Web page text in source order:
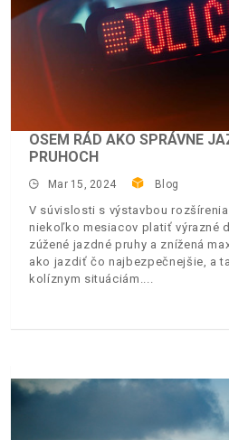
OSEM RÁD AKO SPRÁVNE
PRUHOCH
Mar 15, 2024 Blog
V súvislosti s výstavbou
niekoľko mesiacov platiť výrazné
zúžené jazdné pruhy a znížená
ako jazdiť čo najbezpečnejšie, a
kolíznym situáciám.